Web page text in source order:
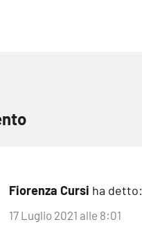
Fiorenza Cursi ha detto:
17 Luglio 2021 alle 8:01